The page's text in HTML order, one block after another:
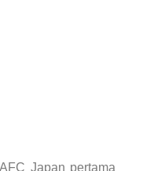
Japan pertama